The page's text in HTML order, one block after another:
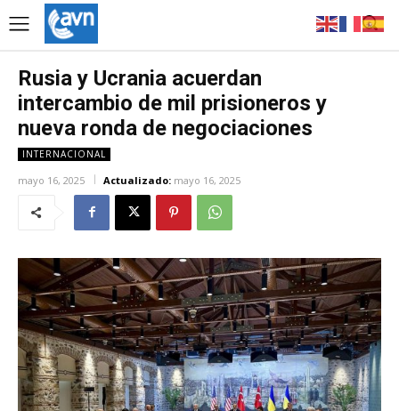
Rusia y Ucrania acuerdan
intercambio de mil prisioneros y
nueva ronda de negociaciones
INTERNACIONAL
mayo 16, 2025 Actualizado: mayo 16, 2025